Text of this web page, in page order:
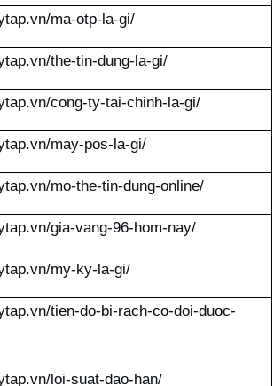
ma-otp-la-gi/
the-tin-dung-la-gi/
cong-ty-tai-chinh-la-gi/
may-pos-la-gi/
mo-the-tin-dung-online/
gia-vang-96-hom-nay/
my-ky-la-gi/
tien-do-bi-rach-co-doi-duoc-
loi-suat-dao-han/